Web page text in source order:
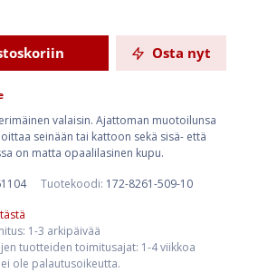
Osta nyt
valaisin. Ajattoman muotoilunsa
seinään tai kattoon sekä sisä- että
on matta opaalilasinen kupu.
Tuotekoodi: 172-8261-509-10
tästä
1-3 arkipäivää
tuotteiden toimitusajat: 1-4 viikkoa
ole palautusoikeutta.